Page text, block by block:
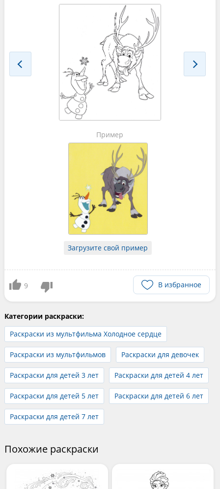
Пример
Загрузите свой пример
9 В избранное
Категории раскраски:
Раскраски из мультфильма Холодное сердце
Раскраски из мультфильмов Раскраски для девочек
Раскраски для детей 3 лет Раскраски для детей 4 лет
Раскраски для детей 5 лет Раскраски для детей 6 лет
Раскраски для детей 7 лет
Похожие раскраски